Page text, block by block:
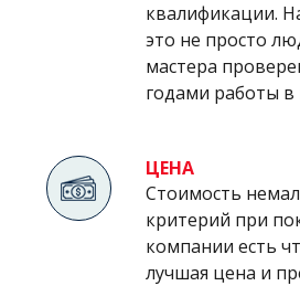
квалификации.
это не просто
мастера
годами работы
ЦЕНА
Стоимость
критерий при
компании есть
лучшая цена и